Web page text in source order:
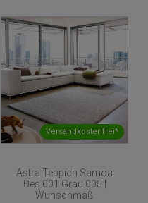
Versandkostenfrei*
Astra Teppich Samoa
Des.001 Grau 005 |
Wunschmaß